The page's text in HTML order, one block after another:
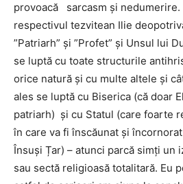
provoacă sarcasm și nedumerire.
respectivul tezvitean Ilie
”Patriarh” și ”Profet” și Unsul lui
se luptă cu toate structurile
orice natură și cu multe altele și
ales se luptă cu Biserica (că doar
patriarh) și cu Statul (care foarte
în care va fi înscăunat și
Însuși Țar) – atunci parcă simți un
sau sectă religioasă totalitară. Eu